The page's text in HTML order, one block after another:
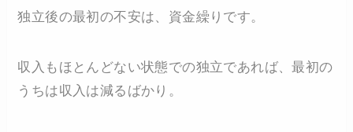
独立後の最初の不安は、資金繰りです。
収入もほとんどない状態での独立であれば、最初の
うちは収入は減るばかり。